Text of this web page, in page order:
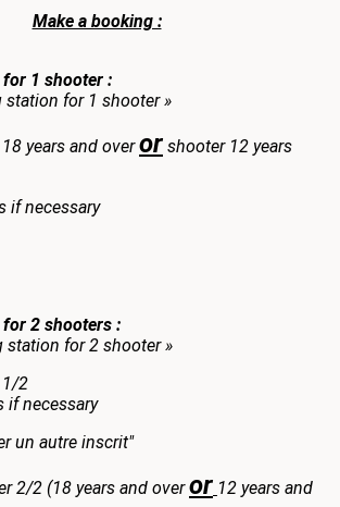
Make a booking :
1 shooter :
station for 1 shooter »
years and overor shooter 12 years
if necessary
2 shooters :
station for 2 shooter »
1/2
if necessary
un autre inscrit"
2/2 (18 years and overor 12 years and